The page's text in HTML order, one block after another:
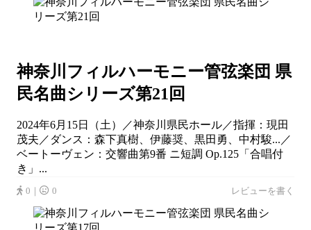
神奈川フィルハーモニー管弦楽団 県
民名曲シリーズ第21回
2024年6月15日（土）／神奈川県民ホール／指揮：現田
茂夫／ダンス：森下真樹、伊藤奨、黒田勇、中村駿...／
ベートーヴェン：交響曲第9番 ニ短調 Op.125「合唱付
き」...
0｜ 0 レビューを書く